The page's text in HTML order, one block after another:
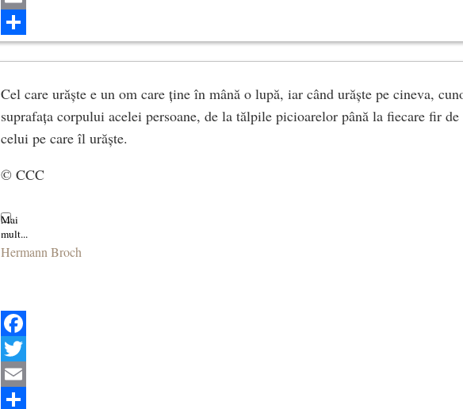
Email
Share
Cel care urăște e un om care ține în mână o lupă, iar când urăște pe cineva,
suprafața corpului acelei persoane, de la tălpile picioarelor până la fiecare fir
celui pe care îl urăște.
© CCC
Hermann Broch
Facebook
Twitter
Email